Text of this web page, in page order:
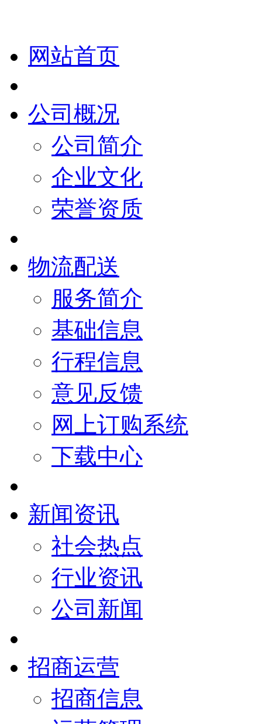
网站首页
公司概况
公司简介
企业文化
荣誉资质
物流配送
服务简介
基础信息
行程信息
意见反馈
网上订购系统
下载中心
新闻资讯
社会热点
行业资讯
公司新闻
招商运营
招商信息